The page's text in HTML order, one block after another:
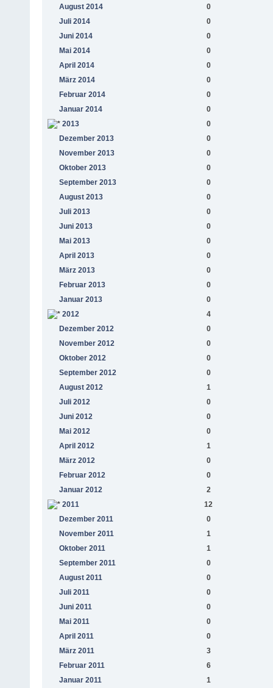
August 2014
0
Juli 2014
0
Juni 2014
0
Mai 2014
0
April 2014
0
März 2014
0
Februar 2014
0
Januar 2014
0
2013
0
Dezember 2013
0
November 2013
0
Oktober 2013
0
September 2013
0
August 2013
0
Juli 2013
0
Juni 2013
0
Mai 2013
0
April 2013
0
März 2013
0
Februar 2013
0
Januar 2013
0
2012
4
Dezember 2012
0
November 2012
0
Oktober 2012
0
September 2012
0
August 2012
1
Juli 2012
0
Juni 2012
0
Mai 2012
0
April 2012
1
März 2012
0
Februar 2012
0
Januar 2012
2
2011
12
Dezember 2011
0
November 2011
1
Oktober 2011
1
September 2011
0
August 2011
0
Juli 2011
0
Juni 2011
0
Mai 2011
0
April 2011
0
März 2011
3
Februar 2011
6
Januar 2011
1